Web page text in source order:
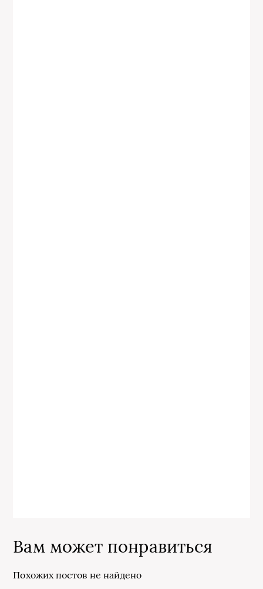
Вам может понравиться
Похожих постов не найдено